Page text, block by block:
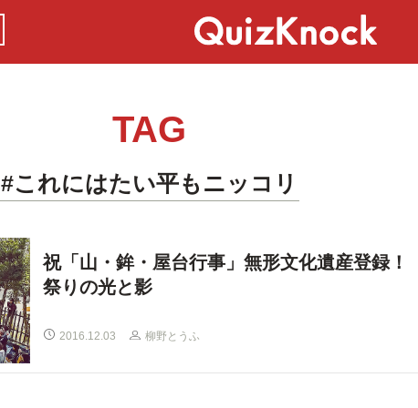
TAG
#これにはたい平もニッコリ
祝「山・鉾・屋台行事」無形文化遺産登録！
祭りの光と影
2016.12.03 柳野とうふ